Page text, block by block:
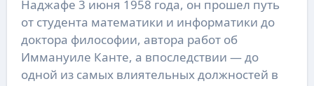
Наджафе 3 июня 1958 года, он прошел путь
от студента математики и информатики до
доктора философии, автора работ об
Иммануиле Канте, а впоследствии — до
одной из самых влиятельных должностей в